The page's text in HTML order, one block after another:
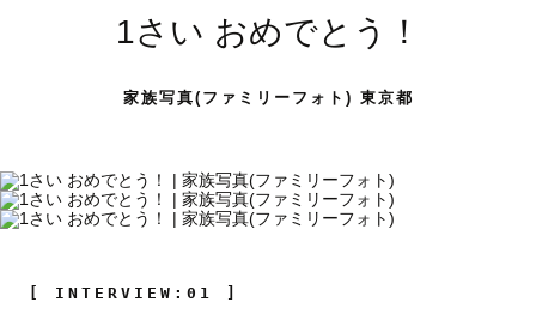
1さい おめでとう！
家族写真(ファミリーフォト) 東京都
[ INTERVIEW:01 ]